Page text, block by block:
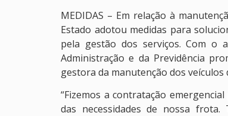
MEDIDAS – Em relação à
Estado adotou medidas para
pela gestão dos serviços. Com o
Administração e da Previdência
gestora da manutenção dos veículos
“Fizemos a contratação
das necessidades de nossa